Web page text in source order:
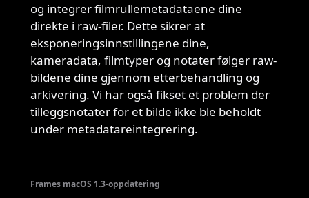
og integrer filmrullemetadataene dine
direkte i raw-filer. Dette sikrer at
eksponeringsinnstillingene dine,
kameradata, filmtyper og notater følger raw-
bildene dine gjennom etterbehandling og
arkivering. Vi har også fikset et problem der
tilleggsnotater for et bilde ikke ble beholdt
under metadatareintegrering.
Frames macOS 1.3-oppdatering